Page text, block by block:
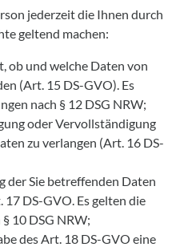
jederzeit die Ihnen durch
geltend machen:
ob und welche Daten von
(Art. 15 DS-GVO). Es
nach § 12 DSG NRW;
oder Vervollständigung
zu verlangen (Art. 16 DS-
der Sie betreffenden Daten
DS-GVO. Es gelten die
10 DSG NRW;
des Art. 18 DS-GVO eine